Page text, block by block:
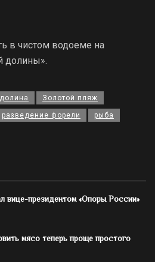
в чистом водоеме на
долины».
Золотой пляж
разведение форели рыба
вице-президентом «Опоры России»
мясо теперь проще простого